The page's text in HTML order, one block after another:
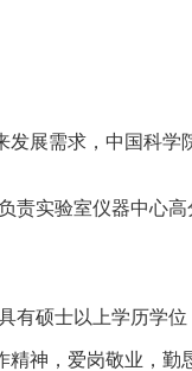
发展需求，中国科
责实验室仪器中心
有硕士以上学历学
精神，爱岗敬业，